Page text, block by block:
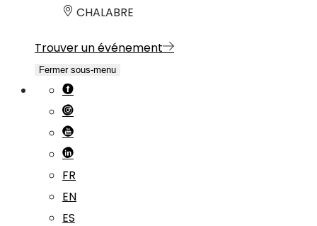
CHALABRE
Trouver un événement
Fermer sous-menu
FR
EN
ES